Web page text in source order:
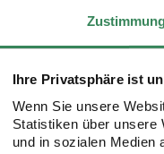
Ihre Privatsphäre ist
Wenn Sie unsere
Statistiken über unsere
und in sozialen Medien